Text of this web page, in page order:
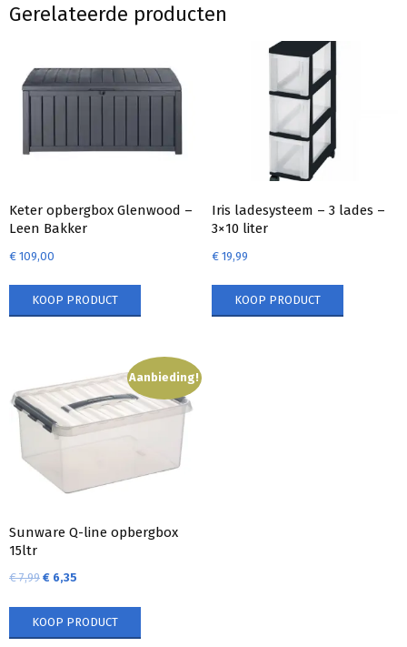
Gerelateerde producten
Keter opbergbox Glenwood –
Leen Bakker
€ 109,00
KOOP PRODUCT
Iris ladesysteem – 3 lades –
3×10 liter
€19,99
KOOP PRODUCT
Aanbieding!
Sunware Q-line opbergbox
15ltr
€7,99 € 6,35
KOOP PRODUCT